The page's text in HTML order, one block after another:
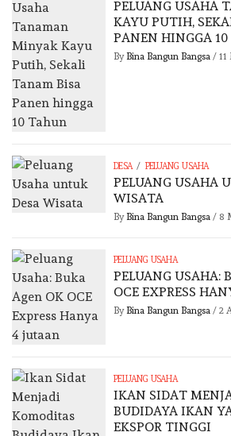
PELUANG USAHA
KAYU PUTIH,
PANEN HINGGA
By Bina Bangun Bangsa/
DESA / PELUANG USAHA
PELUANG USAHA
WISATA
By Bina Bangun Bangsa/ 8
PELUANG USAHA
PELUANG USAHA:
OCE EXPRESS
By Bina Bangun Bangsa/ 2
PELUANG USAHA
IKAN SIDAT
BUDIDAYA IKAN
EKSPOR TINGGI